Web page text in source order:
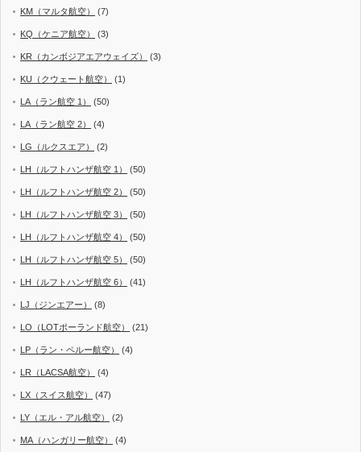
KM（マルタ航空） (7)
KQ（ケニア航空） (3)
KR（カンボジアエアウェイズ） (3)
KU（クウェート航空） (1)
LA（ラン航空 1） (50)
LA（ラン航空 2） (4)
LG（ルクスエア） (2)
LH（ルフトハンザ航空 1） (50)
LH（ルフトハンザ航空 2） (50)
LH（ルフトハンザ航空 3） (50)
LH（ルフトハンザ航空 4） (50)
LH（ルフトハンザ航空 5） (50)
LH（ルフトハンザ航空 6） (41)
LJ（ジンエアー） (8)
LO（LOTポーランド航空） (21)
LP（ラン・ペルー航空） (4)
LR（LACSA航空） (4)
LX（スイス航空） (47)
LY（エル・アル航空） (2)
MA（ハンガリー航空） (4)